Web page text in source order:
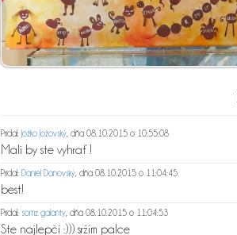
Pridal: Jožko Jožovský , dňa 08.10.2015 o 10:55:08
Mali by ste vyhrať !
Pridal: Daniel Danovský , dňa 08.10.2015 o 11:04:45
best!
Pridal: somz galanty , dňa 08.10.2015 o 11:04:53
Ste najlepčí :))) sržím palce